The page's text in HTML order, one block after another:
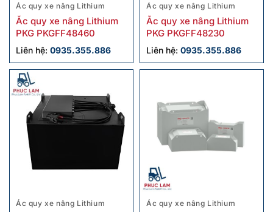
Ác quy xe nâng Lithium
Ắc quy xe nâng Lithium
PKG PKGFF48460
Liên hệ: 0935.355.886
Ác quy xe nâng Lithium
Ắc quy xe nâng Lithium
PKG PKGFF48230
Liên hệ: 0935.355.886
Ác quy xe nâng Lithium Ác quy xe nâng Lithium